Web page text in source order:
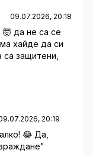
09.07.2026, 20:18
🤯 да не са се
хайде да си
защитени,
20:19
😂 Да,